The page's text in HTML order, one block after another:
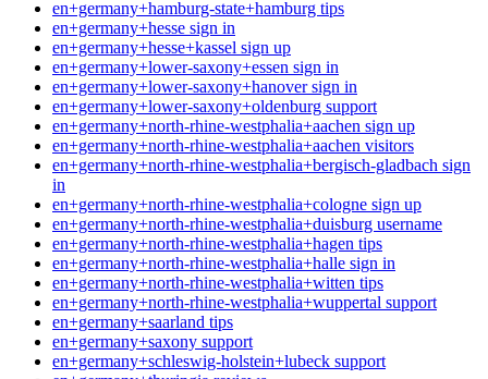
en+germany+hamburg-state+hamburg tips
en+germany+hesse sign in
en+germany+hesse+kassel sign up
en+germany+lower-saxony+essen sign in
en+germany+lower-saxony+hanover sign in
en+germany+lower-saxony+oldenburg support
en+germany+north-rhine-westphalia+aachen sign up
en+germany+north-rhine-westphalia+aachen visitors
en+germany+north-rhine-westphalia+bergisch-gladbach sign
in
en+germany+north-rhine-westphalia+cologne sign up
en+germany+north-rhine-westphalia+duisburg username
en+germany+north-rhine-westphalia+hagen tips
en+germany+north-rhine-westphalia+halle sign in
en+germany+north-rhine-westphalia+witten tips
en+germany+north-rhine-westphalia+wuppertal support
en+germany+saarland tips
en+germany+saxony support
en+germany+schleswig-holstein+lubeck support